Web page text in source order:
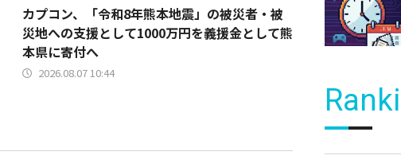
カプコン、「令和8年熊本地震」の被災者・被
災地への支援として1000万円を義援金として熊
本県に寄付へ
2026.08.07 10:44